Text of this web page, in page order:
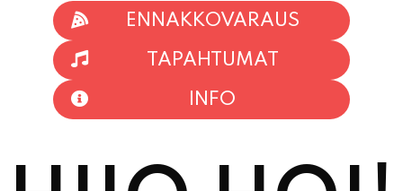
INFO
HIIO HOI!
KESÄKAUSI 2026 KÄYNNISTYY